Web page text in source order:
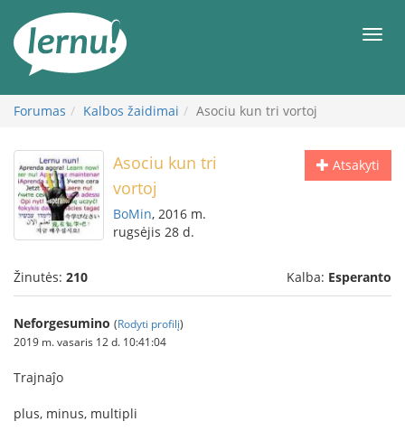
turinį
Forumas Kalbos žaidimai Asociu kun tri vortoj
Atsakyti
Asociu kun tri
vortoj
BoMin, 2016 m.
rugsėjis 28 d.
Žinutės: 210 Kalba: Esperanto
Neforgesumino (Rodyti profilį)
2019 m. vasaris 12 d. 10:41:04
Trajnaĵo
plus, minus, multipli